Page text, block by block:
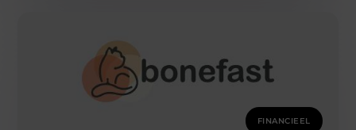
FINANCIEEL